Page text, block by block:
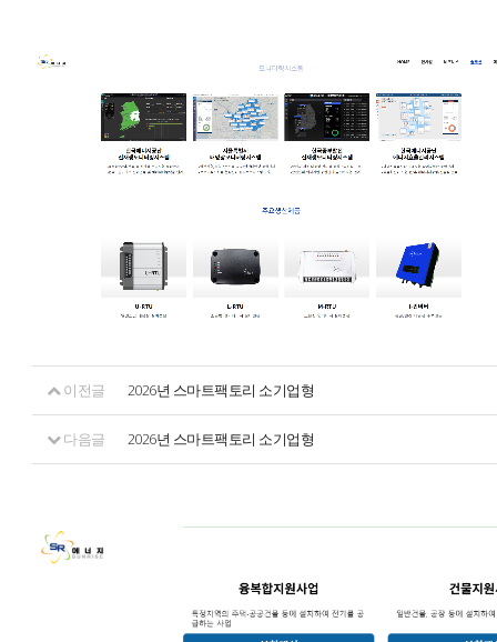
이전글 2026년 스마트팩토리 소기업형
다음글 2026년 스마트팩토리 소기업형